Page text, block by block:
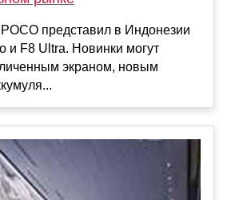
представил в Индонезии
и F8 Ultra. Новинки могут
экраном, новым